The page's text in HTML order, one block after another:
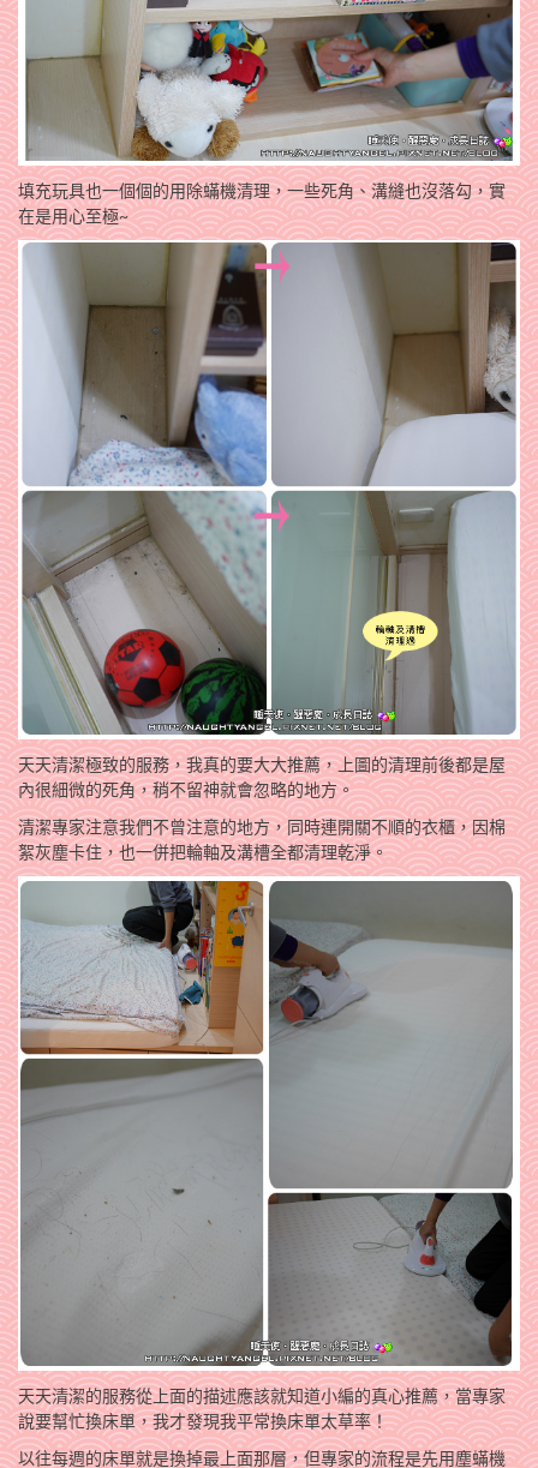
填充玩具也一個個的用除蟎機清理，一些死角、溝縫也沒落勾，實
在是用心至極~
天天清潔極致的服務，我真的要大大推薦，上圖的清理前後都是屋
內很細微的死角，稍不留神就會忽略的地方。
清潔專家注意我們不曾注意的地方，同時連開關不順的衣櫃，因棉
絮灰塵卡住，也一併把輪軸及溝槽全都清理乾淨。
天天清潔的服務從上面的描述應該就知道小編的真心推薦，當專家
說要幫忙換床單，我才發現我平常換床單太草率！
以往每週的床單就是換掉最上面那層，但專家的流程是先用塵蟎機